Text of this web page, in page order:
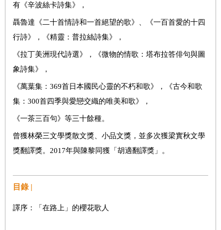
有《辛波絲卡詩集》，
聶魯達《二十首情詩和一首絕望的歌》、《一百首愛的十四
行詩》，《精靈：普拉絲詩集》，
《拉丁美洲現代詩選》，《微物的情歌：塔布拉答俳句與圖
象詩集》，
《萬葉集：369首日本國民心靈的不朽和歌》，《古今和歌
集：300首四季與愛戀交織的唯美和歌》，
《一茶三百句》等三十餘種。
曾獲林榮三文學獎散文獎、小品文獎，並多次獲梁實秋文學
獎翻譯獎。2017年與陳黎同獲「胡適翻譯獎」。
目錄 |
譯序：「在路上」的櫻花歌人